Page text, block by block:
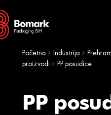
Skip
to
navigation
Skip
to
content
Početna Industrija
proizvodi
PP posudice
PP